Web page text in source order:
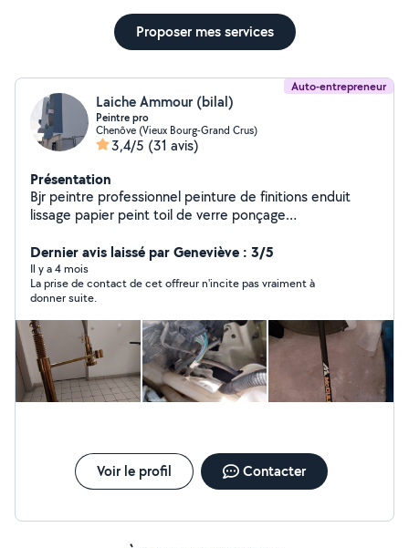
Proposer mes services
Auto-entrepreneur
Laiche Ammour (bilal)
Peintre pro
Chenôve (Vieux Bourg-Grand Crus)
3,4/5 (31 avis)
Présentation
Bjr peintre professionnel peinture de finitions enduit
lissage papier peint toil de verre ponçage
cave dépannage plomberie ramassage et netoyage ...
Dernier avis laissé par Geneviève : 3/5
Il y a 4 mois
La prise de contact de cet offreur n'incite pas vraiment à
donner suite.
Voir le profil Contacter